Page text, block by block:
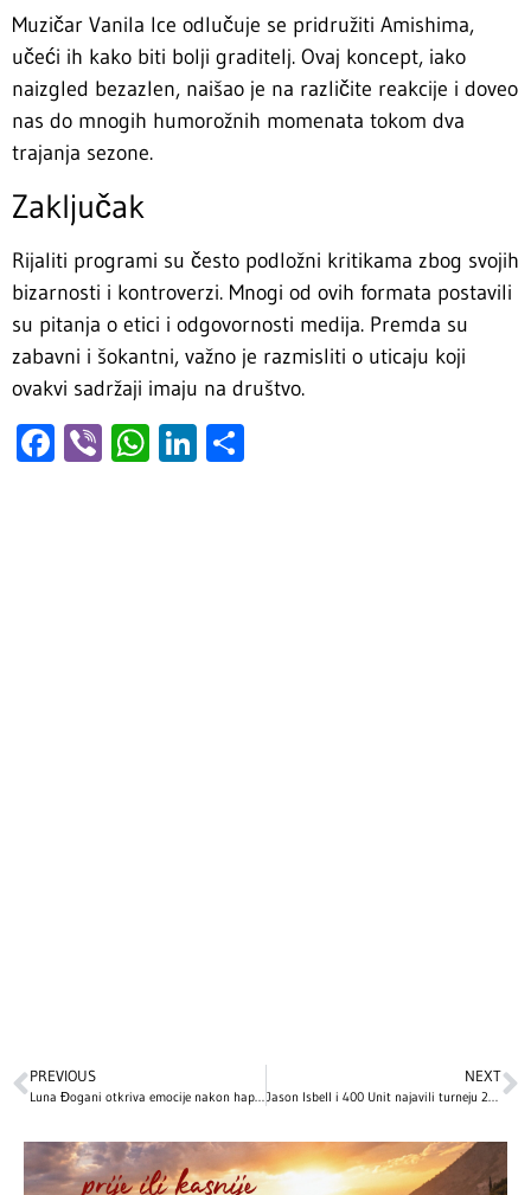
Muzičar Vanila Ice odlučuje se pridružiti Amishima,
učeći ih kako biti bolji graditelj. Ovaj koncept, iako
naizgled bezazlen, naišao je na različite reakcije i doveo
nas do mnogih humorožnih momenata tokom dva
trajanja sezone.
Zaključak
Rijaliti programi su često podložni kritikama zbog svojih
bizarnosti i kontroverzi. Mnogi od ovih formata postavili
su pitanja o etici i odgovornosti medija. Premda su
zabavni i šokantni, važno je razmisliti o uticaju koji
ovakvi sadržaji imaju na društvo.
Facebook
ViberWhatsApp
LinkedIn
PREVIOUS NEXT